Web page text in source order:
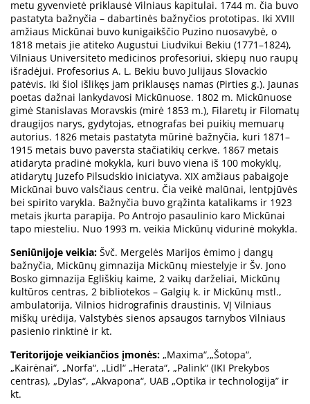
metu gyvenvietė priklausė Vilniaus kapitulai. 1744 m. čia buvo
pastatyta bažnyčia – dabartinės bažnyčios prototipas. Iki XVIII
amžiaus Mickūnai buvo kunigaikščio Puzino nuosavybė, o
1818 metais jie atiteko Augustui Liudvikui Bekiu (1771–1824),
Vilniaus Universiteto medicinos profesoriui, skiepų nuo raupų
išradėjui. Profesorius A. L. Bekiu buvo Julijaus Slovackio
patėvis. Iki šiol išlikęs jam priklausęs namas (Pirties g.). Jaunas
poetas dažnai lankydavosi Mickūnuose. 1802 m. Mickūnuose
gimė Stanislavas Moravskis (mirė 1853 m.), Filaretų ir Filomatų
draugijos narys, gydytojas, etnografas bei puikių memuarų
autorius. 1826 metais pastatyta mūrinė bažnyčia, kuri 1871–
1915 metais buvo paversta stačiatikių cerkve. 1867 metais
atidaryta pradinė mokykla, kuri buvo viena iš 100 mokyklų,
atidarytų Juzefo Pilsudskio iniciatyva. XIX amžiaus pabaigoje
Mickūnai buvo valsčiaus centru. Čia veikė malūnai, lentpjūvės
bei spirito varykla. Bažnyčia buvo grąžinta katalikams ir 1923
metais įkurta parapija. Po Antrojo pasaulinio karo Mickūnai
tapo miesteliu. Nuo 1993 m. veikia Mickūnų vidurinė mokykla.
Seniūnijoje veikia: Švč. Mergelės Marijos ėmimo į dangų
bažnyčia, Mickūnų gimnazija Mickūnų miestelyje ir Šv. Jono
Bosko gimnazija Egliškių kaime, 2 vaikų darželiai, Mickūnų
kultūros centras, 2 bibliotekos – Galgių k. ir Mickūnų mstl.,
ambulatorija, Vilnios hidrografinis draustinis, VĮ Vilniaus
miškų urėdija, Valstybės sienos apsaugos tarnybos Vilniaus
pasienio rinktinė ir kt.
Teritorijoje veikiančios įmonės: „Maxima“,„Šotopa“,
„Kairėnai“, „Norfa“, „Lidl“ „Herata“, „Palink“ (IKI Prekybos
centras), „Dylas“, „Akvapona“, UAB „Optika ir technologija” ir
kt.